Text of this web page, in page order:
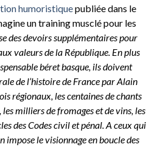
humoristiquepubliée dans le
un training musclé pour les
des devoirs supplémentaires pour
valeurs de la République. En plus
béret basque, ils doivent
de l’histoire de France par Alain
régionaux, les centaines de chants
milliers de fromages et de vins, les
des Codes civil et pénal. A ceux qui
impose le visionnage en boucle des